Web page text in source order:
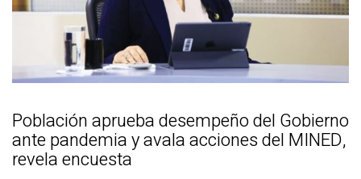
Población aprueba desempeño del Gobierno
ante pandemia y avala acciones del MINED,
revela encuesta